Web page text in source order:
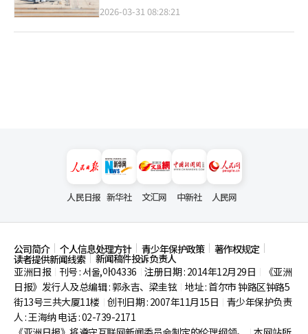
2026-03-31 08:28:21
人民日报 新华社 文汇网 中新社 人民网
公司简介 个人信息处理方针 青少年保护政策 著作权规定
读者提供新闻线索
新闻稿件投诉负责人
亚洲日报
刊号 : 서울,아04336 注册日期 : 2014年12月29日
《亚洲
日报》发行人及总编辑 : 郭永吉、梁圭铉 地址 : 首尔市钟路区钟路5
街13号三共大厦11楼 创刊日期 : 2007年11月15日
青少年保护负责
人 : 王海纳 电话 : 02-739-2171